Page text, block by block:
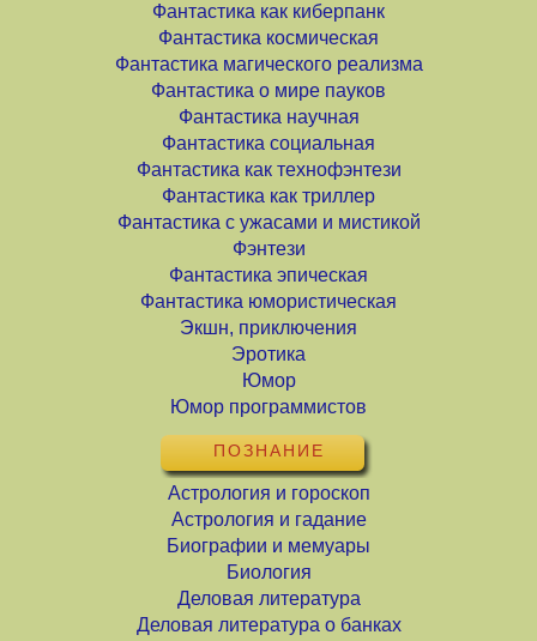
Фантастика как киберпанк
Фантастика космическая
Фантастика магического реализма
Фантастика о мире пауков
Фантастика научная
Фантастика социальная
Фантастика как технофэнтези
Фантастика как триллер
Фантастика с ужасами и мистикой
Фэнтези
Фантастика эпическая
Фантастика юмористическая
Экшн, приключения
Эротика
Юмор
Юмор программистов
ПОЗНАНИЕ
Астрология и гороскоп
Астрология и гадание
Биографии и мемуары
Биология
Деловая литература
Деловая литература о банках